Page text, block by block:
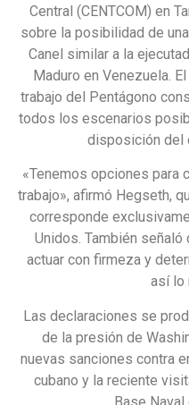
Central (CENTCOM) en
sobre la posibilidad de
Canel similar a la
Maduro en Venezuela.
trabajo del Pentágono
todos los escenarios
disposición del
«Tenemos opciones para
trabajo», afirmó Hegseth,
corresponde
Unidos. También
actuar con firmeza y
así lo
Las declaraciones se
de la presión de
nuevas sanciones contra
cubano y la reciente
Base Naval